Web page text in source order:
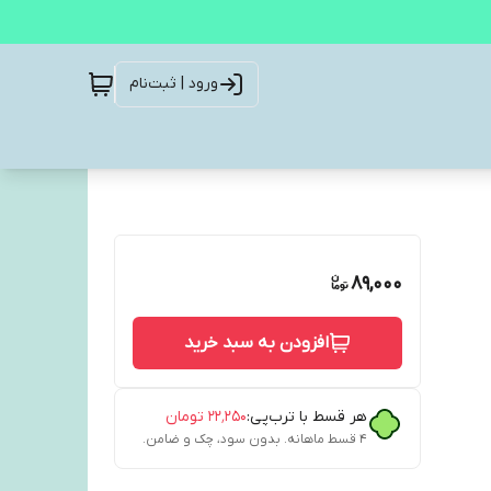
ورود | ثبت‌نام
89,000
افزودن به سبد خرید
هر قسط با ترب‌پی:۲۲٬۲۵۰ تومان
۴ قسط ماهانه. بدون سود، چک و ضامن.